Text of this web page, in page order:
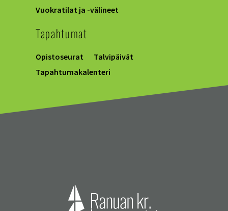
Vuokratilat ja -välineet
Tapahtumat
Opistoseurat
Talvipäivät
Tapahtumakalenteri